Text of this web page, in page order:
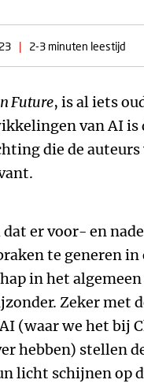
| 2-3 minuten leestijd
Future, is al iets
van AI is
die de
er voor- en
te generen in
in het algemeen
Zeker met
(waar we het bij
hebben) stellen
licht schijnen op